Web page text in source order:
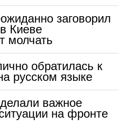
заговорил
Киеве
молчать
обратилась к
русском языке
важное
на фронте